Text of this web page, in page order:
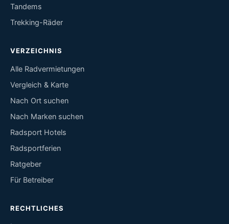
Tandems
Trekking-Räder
VERZEICHNIS
Alle Radvermietungen
Vergleich & Karte
Nach Ort suchen
Nach Marken suchen
Radsport Hotels
Radsportferien
Ratgeber
Für Betreiber
RECHTLICHES